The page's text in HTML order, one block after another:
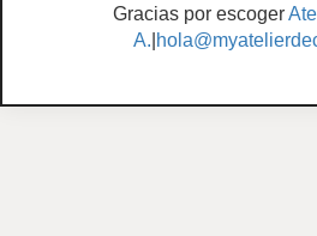
Gracias por escoger
A.